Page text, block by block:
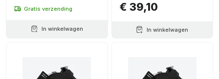
Gratis verzending
In winkelwagen
€ 39,10
In winkelwagen